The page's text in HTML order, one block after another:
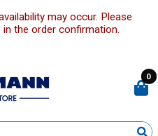
may occur. Please
the order confirmation.
0